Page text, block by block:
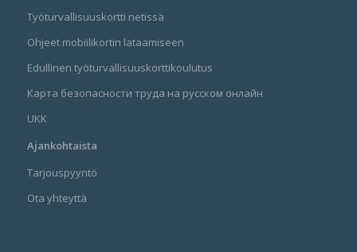
Työturvallisuuskortti netissä
Ohjeet mobiilikortin lataamiseen
Edullinen työturvallisuuskorttikoulutus
Карта безопасности труда на русском онлайн
UKK
Ajankohtaista
Tarjouspyyntö
Ota yhteyttä